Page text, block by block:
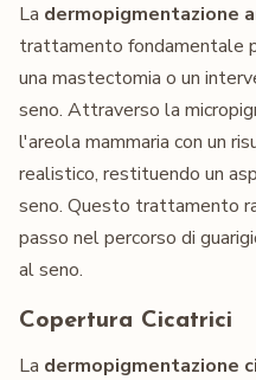
La dermopigmentazione
trattamento fondamentale
una mastectomia o un
seno. Attraverso la
l'areola mammaria con un
realistico, restituendo un
seno. Questo trattamento
passo nel percorso di
al seno.
Copertura Cicatrici
La dermopigmentazione